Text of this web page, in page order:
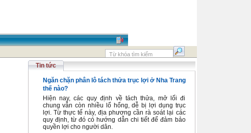
Tin tức
Ngăn chặn phân lô tách thửa trục lợi ở Nha Trang
thế nào?
Hiện nay, các quy định về tách thửa, mở lối đi
chung vẫn còn nhiều lổ hổng, dễ bị lợi dụng trục
lợi. Từ thực tế này, địa phương cần rà soát lại các
quy định, từ đó có hướng dẫn chi tiết để đảm bảo
quyền lợi cho người dân.